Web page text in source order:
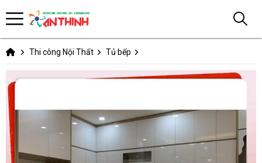
Thi công Nội Thất Tủ bếp